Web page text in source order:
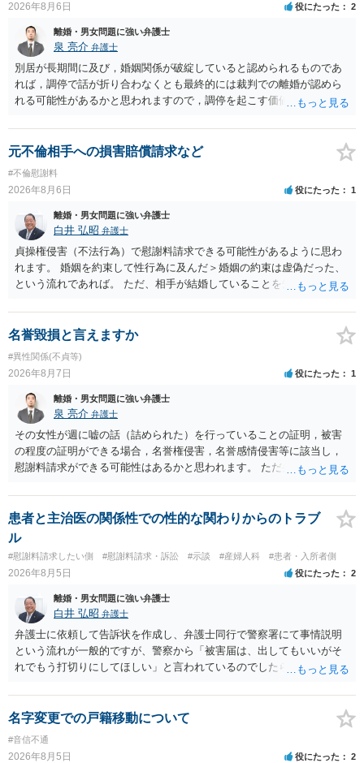
2026年8月6日 役にたった 2
離婚・男女問題に強い弁護士
泉 亮介 弁護士
別居が長期間に及び，婚姻関係が破綻していると認められるものであ
れば，調停で話が折り合わなくとも最終的には裁判での離婚が認めら
れる可能性があるかと思われますので，調停を起こす価値はあるよう
は調停が成立するということはないため，相手が合意するメリットを
だしてでも調停で終わらせるよう努めるのか，裁判離婚を見据えて調
停での離婚に固執しないかいずれかの対応は必要となるかと思われま
す。 お一人で対応するのは難しい側面もありますので弁護士を立てる
ことを検討されると良いかと思われます。
元不倫相手への損害賠償請求など
#不倫慰謝料
2026年8月6日 役にたった 1
離婚・男女問題に強い弁護士
白井 弘昭 弁護士
貞操権侵害（不法行為）で慰謝料請求できる可能性があるように思わ
れます。 婚姻を約束して性行為に及んだ＞婚姻の約束は虚偽だった、
という流れであれば。 ただ、相手が結婚していることを知って行為に
性も認められそうですので、あまり慰謝料は高額にならないように思
われます。 一度、最寄りの弁護士に相談してみてください。
名誉毀損と言えますか
#異性関係(不貞等)
2026年8月7日 役にたった 1
離婚・男女問題に強い弁護士
泉 亮介 弁護士
その女性が週に嘘の話（詰められた）を行っていることの証明，被害
の程度の証明ができる場合，名誉権侵害，名誉感情侵害等に該当し，
慰謝料請求ができる可能性はあるかと思われます。 ただ弁護士費用を
た方が良いでしょう。
患者と主治医の関係性での性的な関わりからのトラブ
ル
#慰謝料請求したい側 #慰謝料請求・訴訟 #示談 #産婦人科 #患者・入所者側
2026年8月5日 役にたった 2
離婚・男女問題に強い弁護士
白井 弘昭 弁護士
弁護士に依頼して告訴状を作成し、弁護士同行で警察署にて事情説明
という流れが一般的ですが、警察から「被害届は、出してもいいがそ
れでもう打切りにしてほしい」と言われているのでしたら、あまり結
検察庁に訴えるのもありかもしれないですが、実際に捜査をするの
は、結局所轄だと思われますので、やはり結論は変わらないかもしれ
ないです。 一度、最寄りの「刑事に強い」とうたっている弁護士に相
談してみてはいかがでしょうか。 以上、ご参考まで。
名字変更での戸籍移動について
#音信不通
2026年8月5日 役にたった 2